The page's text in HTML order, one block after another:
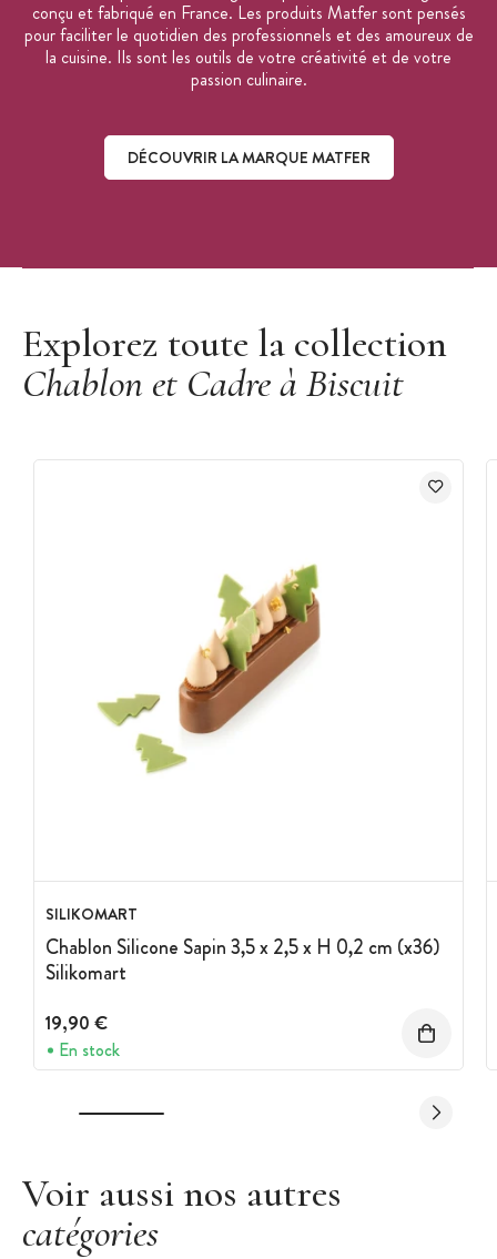
conçu et fabriqué en France. Les produits Matfer sont pensés
pour faciliter le quotidien des professionnels et des amoureux de
la cuisine. Ils sont les outils de votre créativité et de votre
passion culinaire.
DÉCOUVRIR LA MARQUE MATFER
Explorez toute la collection
Chablon et Cadre à Biscuit
SILIKOMART
Chablon Silicone Sapin 3,5 x 2,5 x H 0,2 cm (x36)
Silikomart
19,90 €
En stock
Voir aussi nos autres
catégories